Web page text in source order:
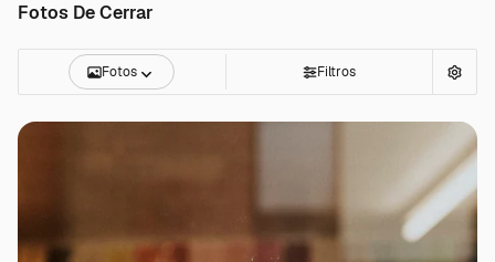
Fotos De Cerrar
Fotos Filtros